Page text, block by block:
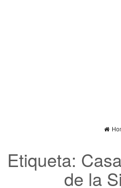
Etiqueta:
de la